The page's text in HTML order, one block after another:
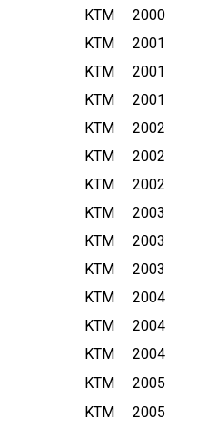
S
Q
/
B
E
T
A
1
5
/
1
5
0
9
8
-
2
3
2000
KTM
2001
KTM
2001
KTM
2001
KTM
2002
KTM
2002
KTM
2002
KTM
2003
KTM
2003
KTM
2003
KTM
2004
KTM
2004
KTM
2004
KTM
2005
KTM
2005
KTM